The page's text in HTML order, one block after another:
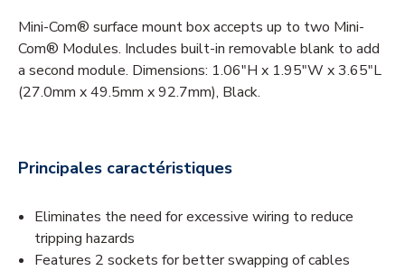
Mini-Com® surface mount box accepts up to two Mini-
Com® Modules. Includes built-in removable blank to add
a second module. Dimensions: 1.06"H x 1.95"W x 3.65"L
(27.0mm x 49.5mm x 92.7mm), Black.
Principales caractéristiques
Eliminates the need for excessive wiring to reduce
tripping hazards
Features 2 sockets for better swapping of cables